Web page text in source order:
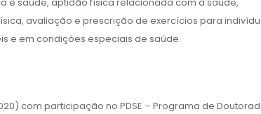
avaliação e prescrição de exercícios para
e em condições especiais de saúde.
com participação no PDSE – Programa de